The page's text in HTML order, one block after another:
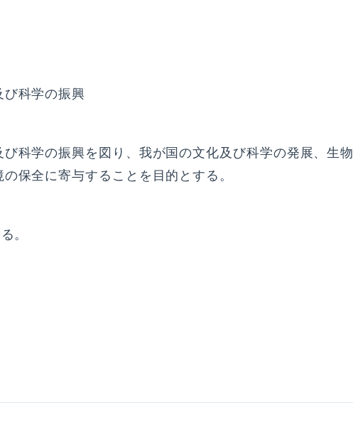
び科学の振興
科学の振興を図り、我が国の文化及び科学の発展、生物
保全に寄与することを目的とする。
。